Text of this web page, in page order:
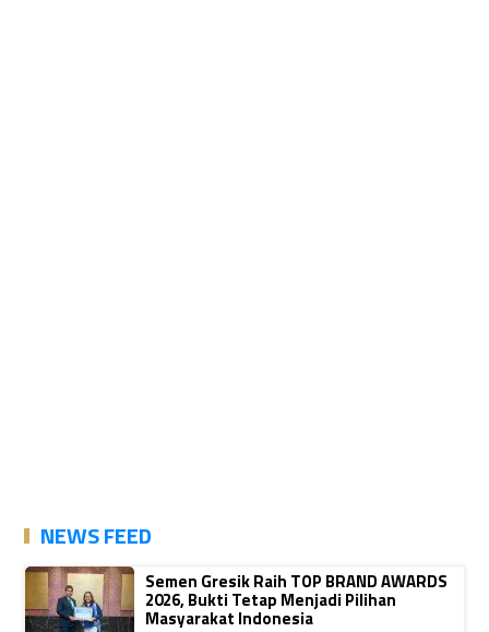
NEWS FEED
Semen Gresik Raih TOP BRAND AWARDS
2026, Bukti Tetap Menjadi Pilihan
Masyarakat Indonesia